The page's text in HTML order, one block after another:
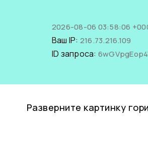
2026-08-06 03:58:06
Ваш IP: 216.73.216.109
ID запроса:
Разверните картинку